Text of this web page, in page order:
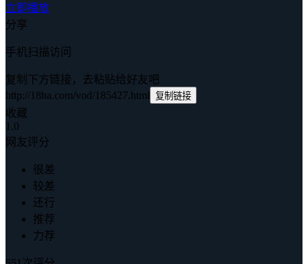
立即播放
分享
手机扫描访问
复制下方链接，去粘贴给好友吧
http://18ha.com/vod/185427.html 复制链接
收藏
1.0
网友评分
很差
较差
还行
推荐
力荐